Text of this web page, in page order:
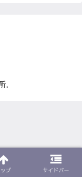
.
ップ サイドバー